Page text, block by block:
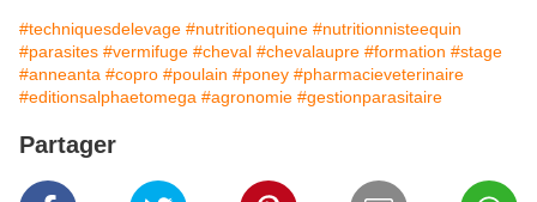
#techniquesdelevage #nutritionequine #nutritionnisteequin
#parasites #vermifuge #cheval #chevalaupre #formation #stage
#anneanta #copro #poulain #poney #pharmacieveterinaire
#editionsalphaetomega #agronomie #gestionparasitaire
Partager